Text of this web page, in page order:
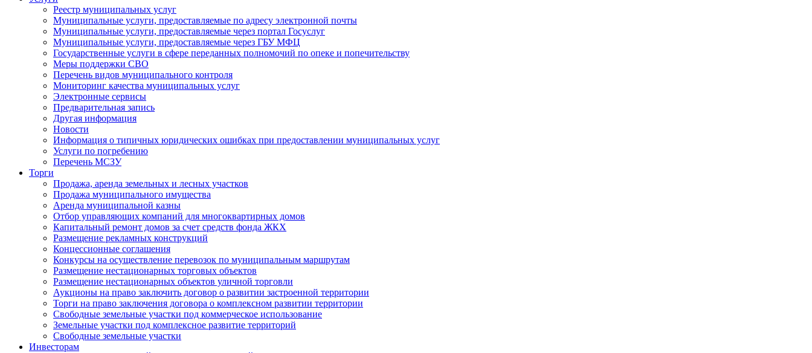
Реестр муниципальных услуг
Муниципальные услуги, предоставляемые по адресу электронной почты
Муниципальные услуги, предоставляемые через портал Госуслуг
Муниципальные услуги, предоставляемые через ГБУ МФЦ
Государственные услуги в сфере переданных полномочий по опеке и попечительству
Меры поддержки СВО
Перечень видов муниципального контроля
Мониторинг качества муниципальных услуг
Электронные сервисы
Предварительная запись
Другая информация
Новости
Информация о типичных юридических ошибках при предоставлении муниципальных услуг
Услуги по погребению
Перечень МСЗУ
Торги
Продажа, аренда земельных и лесных участков
Продажа муниципального имущества
Аренда муниципальной казны
Отбор управляющих компаний для многоквартирных домов
Капитальный ремонт домов за счет средств фонда ЖКХ
Размещение рекламных конструкций
Концессионные соглашения
Конкурсы на осуществление перевозок по муниципальным маршрутам
Размещение нестационарных торговых объектов
Размещение нестационарных объектов уличной торговли
Аукционы на право заключить договор о развитии застроенной территории
Торги на право заключения договора о комплексном развитии территории
Свободные земельные участки под коммерческое использование
Земельные участки под комплексное развитие территорий
Свободные земельные участки
Инвесторам